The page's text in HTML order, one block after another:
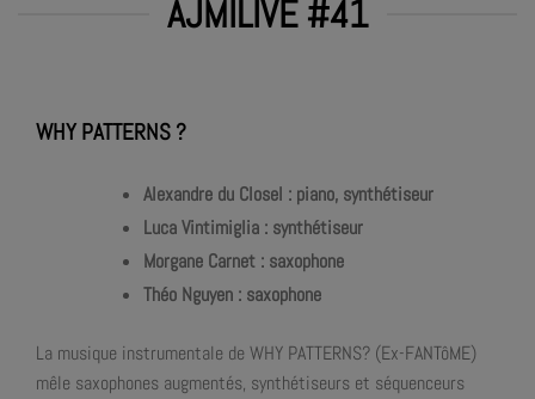
AJMILIVE #41
WHY PATTERNS ?
Alexandre du Closel : piano, synthétiseur
Luca Vintimiglia : synthétiseur
Morgane Carnet : saxophone
Théo Nguyen : saxophone
La musique instrumentale de WHY PATTERNS? (Ex-FANTôME)
mêle saxophones augmentés, synthétiseurs et séquenceurs